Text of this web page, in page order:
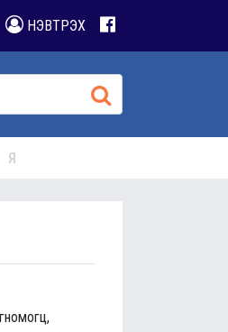
НЭВТРЭХ
Я